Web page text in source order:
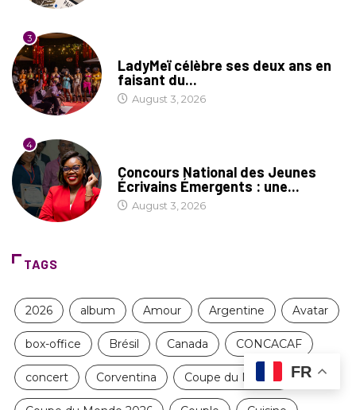
3
LadyMeï célèbre ses deux ans en
faisant du...
August 3, 2026
4
Concours National des Jeunes
Écrivains Émergents : une...
August 3, 2026
TAGS
2026 album Amour Argentine Avatar
box-office Brésil Canada CONCACAF
concert Corventina Coupe du Monde FR